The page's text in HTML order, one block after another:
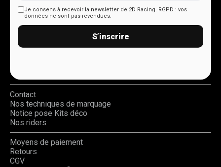
Je consens à recevoir la newsletter de 2D Racing. RGPD : vos
données ne sont pas revendues.
S’inscrire
Contact
Nos techniques de marquage
Notice pose Kits déco
Nos riders
Moyens de paiement
Retours
CGV